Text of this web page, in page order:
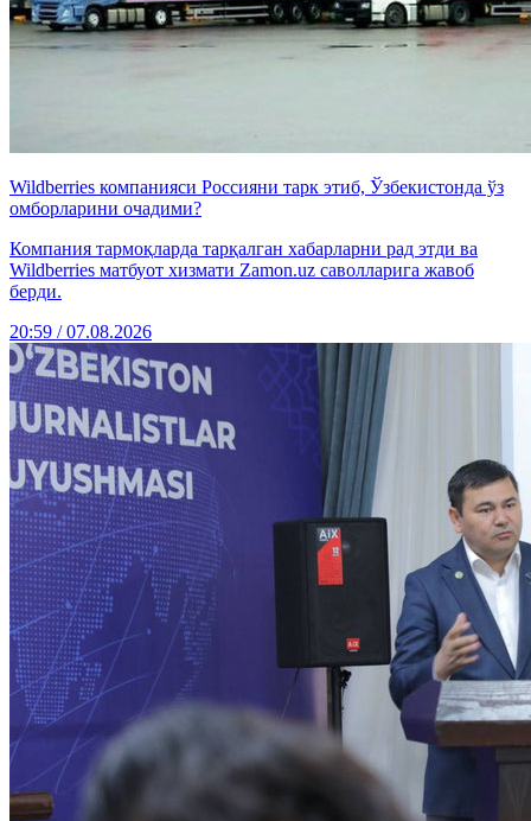
Wildberries компанияси Россияни тарк этиб, Ўзбекистонда ўз
омборларини очадими?
Компания тармоқларда тарқалган хабарларни рад этди ва
Wildberries матбуот хизмати Zamon.uz саволларига жавоб
берди.
20:59 / 07.08.2026